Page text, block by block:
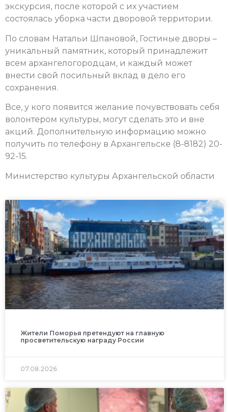
экскурсия, после которой с их участием
состоялась уборка части дворовой территории.
По словам Натальи Шпановой, Гостиные дворы –
уникальный памятник, который принадлежит
всем архангелогородцам, и каждый может
внести свой посильный вклад в дело его
сохранения.
Все, у кого появится желание почувствовать себя
волонтером культуры, могут сделать это и вне
акций. Дополнительную информацию можно
получить по телефону в Архангельске (8-8182) 20-
92-15.
Министерство культуры Архангельской области
Жители Поморья претендуют на главную
просветительскую награду России
07.08.2026